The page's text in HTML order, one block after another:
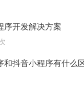
序开发解决方案
和抖音小程序有什么